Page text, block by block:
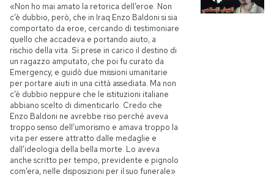
«Non ho mai amato la retorica dell’eroe. Non
c’è dubbio, però, che in Iraq Enzo Baldoni si sia
comportato da eroe, cercando di testimoniare
quello che accadeva e portando aiuto, a
rischio della vita. Si prese in carico il destino di
un ragazzo amputato, che poi fu curato da
Emergency, e guidò due missioni umanitarie
per portare aiuti in una città assediata. Ma non
c’è dubbio neppure che le istituzioni italiane
abbiano scelto di dimenticarlo. Credo che
Enzo Baldoni ne avrebbe riso perché aveva
troppo senso dell’umorismo e amava troppo la
vita per essere attratto dalle medaglie e
dall’ideologia della bella morte. Lo aveva
anche scritto per tempo, previdente e pignolo
com’era, nelle disposizioni per il suo funerale»